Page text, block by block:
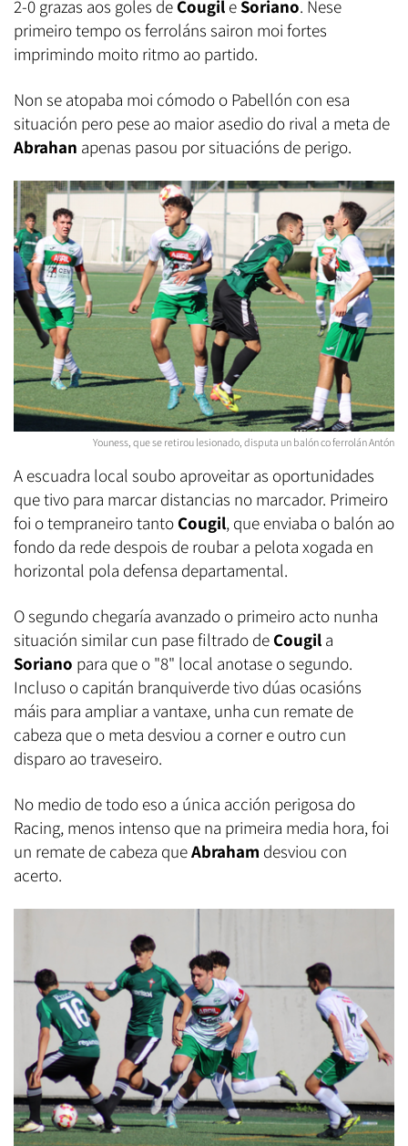
2-0 grazas aos goles de Cougil eSoriano. Nese
primeiro tempo os ferroláns sairon moi fortes
imprimindo moito ritmo ao partido.
Non se atopaba moi cómodo o Pabellón con esa
situación pero pese ao maior asedio do rival a meta de
Abrahan apenas pasou por situacións de perigo.
Youness, que se retirou lesionado, disputa un balón co ferrolán Antón
A escuadra local soubo aproveitar as oportunidades
que tivo para marcar distancias no marcador. Primeiro
foi o tempraneiro tanto Cougil, que enviaba o balón ao
fondo da rede despois de roubar a pelota xogada en
horizontal pola defensa departamental.
O segundo chegaría avanzado o primeiro acto nunha
situación similar cun pase filtrado de Cougil a
Soriano para que o "8" local anotase o segundo.
Incluso o capitán branquiverde tivo dúas ocasións
máis para ampliar a vantaxe, unha cun remate de
cabeza que o meta desviou a corner e outro cun
disparo ao traveseiro.
No medio de todo eso a única acción perigosa do
Racing, menos intenso que na primeira media hora, foi
un remate de cabeza queAbraham desviou con
acerto.